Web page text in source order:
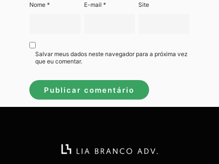
Nome * E-mail * Site
Salvar meus dados neste navegador para a próxima vez
que eu comentar.